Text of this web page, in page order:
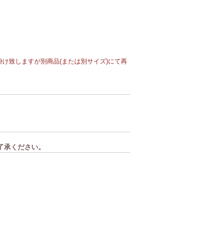
致しますが別商品(または別サイズ)にて再
ください。